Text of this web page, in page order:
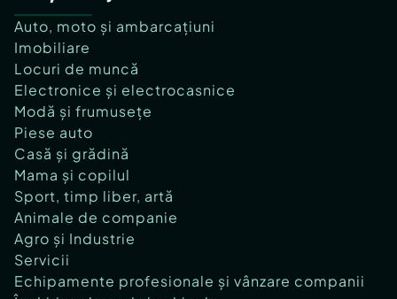
Auto, moto și ambarcațiuni
Imobiliare
Locuri de muncă
Electronice și electrocasnice
Modă și frumusețe
Piese auto
Casă și grădină
Mama și copilul
Sport, timp liber, artă
Animale de companie
Agro și Industrie
Servicii
Echipamente profesionale și vânzare companii